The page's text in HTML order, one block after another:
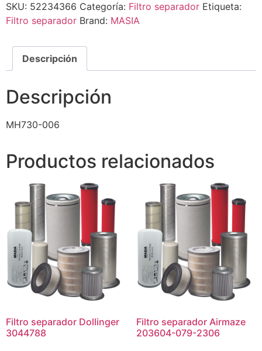
SKU: 52234366 Categoría: Filtro separador Etiqueta:
Filtro separador Brand: MASIA
Descripción
Descripción
MH730-006
Productos relacionados
Filtro separador Dollinger
3044788
Filtro separador Airmaze
203604-079-2306